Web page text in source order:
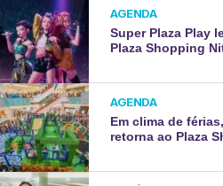
AGENDA
Super Plaza Play
Plaza Shopping
AGENDA
Em clima de
retorna ao Plaza